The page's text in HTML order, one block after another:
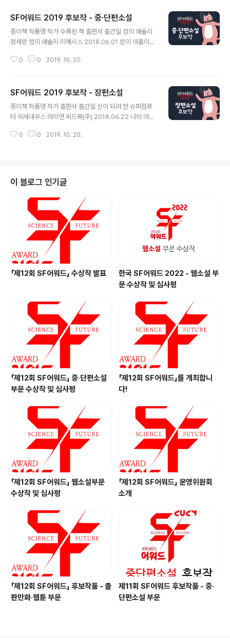
SF어워드 2019 후보작 - 중·단편소설
종이책 작품명 작가 수록된 책 출판사 출간일 섬의 애슐리
정세랑 섬의 애슐리 미메시스 2018.06.01 밤이 아홉이라
건우 그것들 에오스 2018.07.17 미로 김이환 〃 〃 〃 노
〃 〃 Z:War-검은 새벽 정명섭 〃 〃 〃 위그드라실의 여
신들 해도연 위대한 침묵 그래비티북스 2018.08.01 따뜻
한 세상을 위해 해도연 〃 〃 〃 근방에 히어로가 너무 많
018.08.30 저격수와 감적수의 관계 이수현 〃 〃 〃 웨
0 0 2019. 10. 20.
SF어워드 2019 후보작 - 장편소설
종이책 작품명 작가 출판사 출간일 신이 되려 한 슈퍼컴퓨
터 에세데우스 라의연 씨드북(주) 2018.06.22 나의 아로
드 이대실 한림원 2018.06.30 기억거래소 김상균 알렙 2
전자소녀 파란날, 지유 비단숲 2018.10.08 민트의 세계
듀나 창비 2018.10.24 다방집 소년 정창영 이상북스 201
8.11.27 애니멀 메이킹 남상순 시공사 2018.11.30 돌이
킬 수 있는 문목하 아작 2018.12.05 지상의 여자들 박문
영 그래비티북스 2..
0 0 2019. 10. 20.
이 블로그 인기글
「제12회 SF어워드」 수상작 발표
한국 SF어워드 2022 - 웹소설 부
문 수상작 및 심사평
「제12회 SF어워드」 중·단편소설
부문 수상작 및 심사평
「제12회 SF어워드」를 개최합니
다!
「제12회 SF어워드」 웹소설부문
수상작 및 심사평
「제12회 SF어워드」 운영위원회
소개
「제12회 SF어워드」 후보작품 - 출
판만화·웹툰 부문
제11회 SF어워드 후보작품 - 중·
단편소설 부문